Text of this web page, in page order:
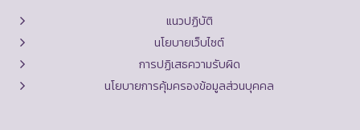
แนวปฏิบัติ
นโยบายเว็บไซต์
การปฏิเสธความรับผิด
นโยบายการคุ้มครองข้อมูลส่วนบุคคล